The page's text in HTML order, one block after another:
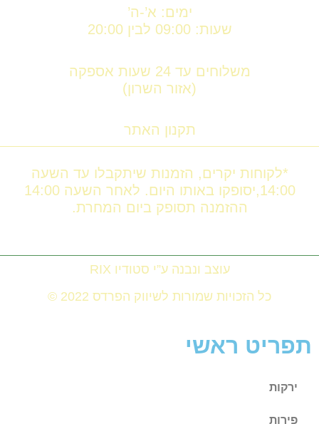
ימים: א’-ה’
שעות: 09:00 לבין 20:00
משלוחים עד 24 שעות אספקה
(אזור השרון)
תקנון האתר
*לקוחות יקרים, הזמנות שיתקבלו עד השעה
14:00,יסופקו באותו היום. לאחר השעה 14:00
ההזמנה תסופק ביום המחרת.
כל הזכויות שמורות לשיווק הפרדס 2022 ©
עוצב ונבנה ע”י סטודיו RIX
תפריט ראשי
ירקות
פירות